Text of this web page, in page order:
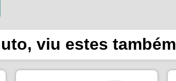
viu estes também